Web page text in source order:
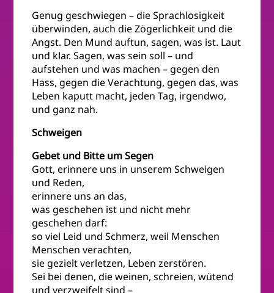
Genug geschwiegen – die Sprachlosigkeit
überwinden, auch die Zögerlichkeit und die
Angst. Den Mund auftun, sagen, was ist. Laut
und klar. Sagen, was sein soll – und
aufstehen und was machen – gegen den
Hass, gegen die Verachtung, gegen das, was
Leben kaputt macht, jeden Tag, irgendwo,
und ganz nah.
Schweigen
Gebet und Bitte um Segen
Gott, erinnere uns in unserem Schweigen
und Reden,
erinnere uns an das,
was geschehen ist und nicht mehr
geschehen darf:
so viel Leid und Schmerz, weil Menschen
Menschen verachten,
sie gezielt verletzen, Leben zerstören.
Sei bei denen, die weinen, schreien, wütend
und verzweifelt sind –